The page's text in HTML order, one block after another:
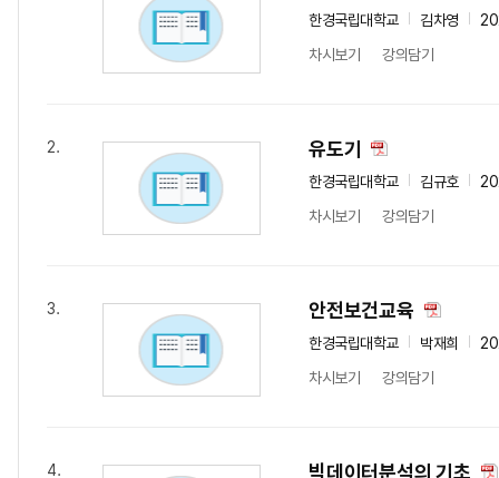
한경국립대학교 김차영
차시보기
강의담기
2. 유도기
한경국립대학교 김규호
차시보기
강의담기
3. 안전보건교육
한경국립대학교 박재희
차시보기
강의담기
4. 빅데이터분석의 기초